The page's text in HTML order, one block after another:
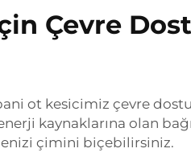
Çevre
ot kesicimiz çevre
kaynaklarına olan
çimini biçebilirsiniz.